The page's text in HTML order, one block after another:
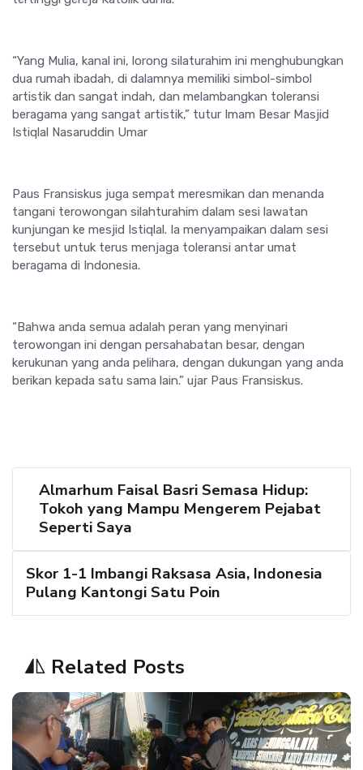
“Yang Mulia, kanal ini, lorong silaturahim ini menghubungkan
dua rumah ibadah, di dalamnya memiliki simbol-simbol
artistik dan sangat indah, dan melambangkan toleransi
beragama yang sangat artistik,” tutur Imam Besar Masjid
Istiqlal Nasaruddin Umar
Paus Fransiskus juga sempat meresmikan dan menanda
tangani terowongan silahturahim dalam sesi lawatan
kunjungan ke mesjid Istiqlal. Ia menyampaikan dalam sesi
tersebut untuk terus menjaga toleransi antar umat
beragama di Indonesia.
“Bahwa anda semua adalah peran yang menyinari
terowongan ini dengan persahabatan besar, dengan
kerukunan yang anda pelihara, dengan dukungan yang anda
berikan kepada satu sama lain.” ujar Paus Fransiskus.
Almarhum Faisal Basri Semasa Hidup:
Tokoh yang Mampu Mengerem Pejabat
Seperti Saya
Skor 1-1 Imbangi Raksasa Asia, Indonesia
Pulang Kantongi Satu Poin
Related Posts